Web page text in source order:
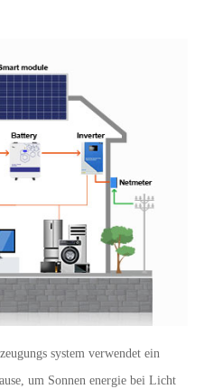
system verwendet ein
um Sonnen energie bei Licht